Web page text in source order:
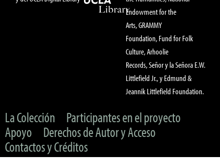
Endowment for the
Arts, GRAMMY
Foundation, Fund for Folk
Culture, Arhoolie
Records, Señor y la Señora E.W.
Littlefield Jr., y Edmund &
Jeannik Littlefield Foundation.
La Colección
Participantes en el proyecto
Apoyo
Derechos de Autor y Acceso
Contactos y Créditos